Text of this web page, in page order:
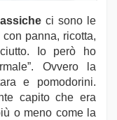
ci sono le
con panna, ricotta,
Io però ho
Ovvero la
e pomodorini.
capito che era
o meno come la